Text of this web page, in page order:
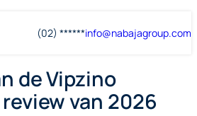
(02) ******info@nabajagroup.com
de Vipzino
van 2026